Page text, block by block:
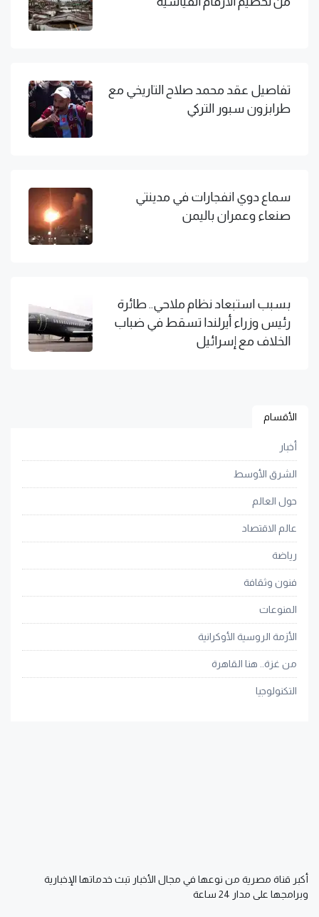
تفاصيل عقد محمد صلاح التاريخي مع
طرابزون سبور التركي
سماع دوي انفجارات في مدينتي
صنعاء وعمران باليمن
بسبب استبعاد نظام ملاحي.. طائرة
رئيس وزراء أيرلندا تسقط في ضباب
الخلاف مع إسرائيل
الأقسام
أخبار
الشرق الأوسط
حول العالم
عالم الاقتصاد
رياضة
فنون وثقافة
المنوعات
الأزمة الروسية الأوكرانية
من غزة.. هنا القاهرة
التكنولوجيا
أكبر قناة مصرية من نوعها في مجال الأخبار تبث خدماتها الإخبارية
وبرامجها على مدار 24 ساعة